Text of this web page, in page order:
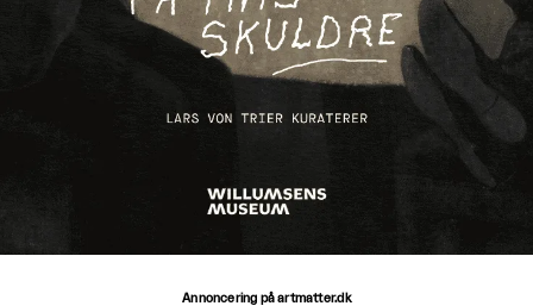
Annoncering på artmatter.dk